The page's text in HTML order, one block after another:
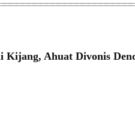
Kijang, Ahuat Divonis